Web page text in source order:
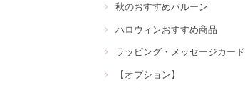
秋のおすすめバルーン
ハロウィンおすすめ商品
ラッピング・メッセージカード
【オプション】